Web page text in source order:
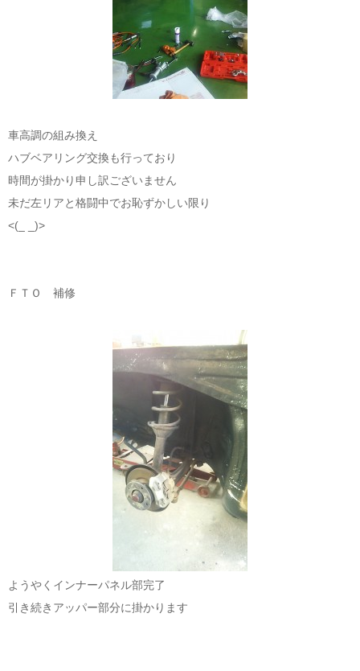
車高調の組み換え
ハブベアリング交換も行っており
時間が掛かり申し訳ございません
未だ左リアと格闘中でお恥ずかしい限り
<(_ _)>
ＦＴＯ 補修
ようやくインナーパネル部完了
引き続きアッパー部分に掛かります